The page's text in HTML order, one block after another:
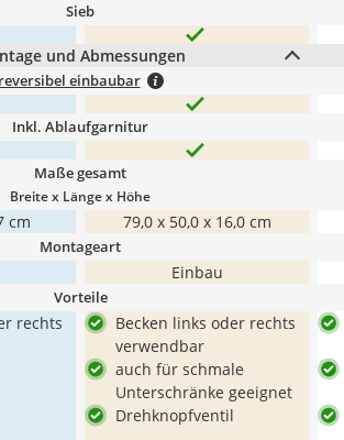
Sieb
und Abmessungen
reversibel einbaubar
Inkl. Ablaufgarnitur
Maße gesamt
Breite x Länge x Höhe
cm 79,0 x 50,0 x 16,0 cm
Montageart
Einbau
Vorteile
rechts
Becken links oder rechts
verwendbar
auch für schmale
Unterschränke geeignet
Drehknopfventil